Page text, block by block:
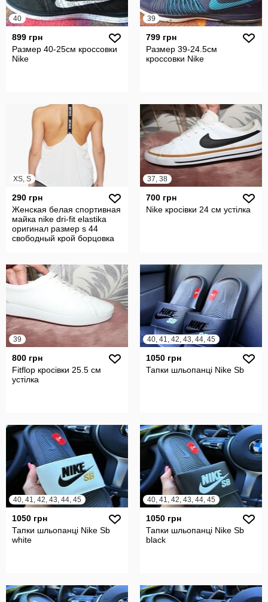
40
899 грн
Размер 40-25см кроссовки
Nike
39
799 грн
Размер 39-24.5см
кроссовки Nike
XS, S
290 грн
Женская белая спортивная
майка nike dri-fit elastika
оригинал размер s 44
свободный крой борцовка
37, 38
700 грн
Nike кросівки 24 см устілка
39
800 грн
Fitflop кросівки 25.5 см
устілка
40, 41, 42, 43, 44, 45
1050 грн
Тапки шльопанці Nike Sb
40, 41, 42, 43, 44, 45
1050 грн
Тапки шльопанці Nike Sb
white
40, 41, 42, 43, 44, 45
1050 грн
Тапки шльопанці Nike Sb
black